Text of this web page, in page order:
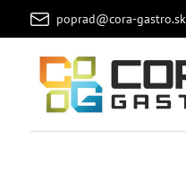
poprad@cora-gastro.sk